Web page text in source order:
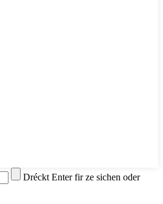
Dréckt Enter fir ze sichen oder